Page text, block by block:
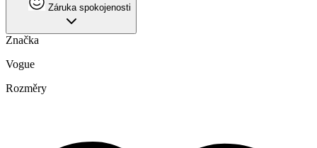
Záruka spokojenosti
Značka
Vogue
Rozměry